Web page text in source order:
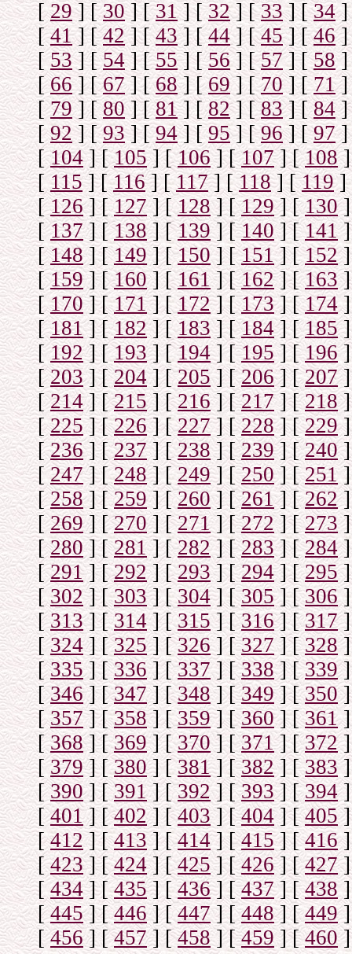
[29] [30] [31] [32] [33] [34]
[41] [42] [43] [44] [45] [46]
[53] [54] [55] [56] [57] [58]
[66] [67] [68] [69] [70] [71]
[79] [80] [81] [82] [83] [84]
[92] [93] [94] [95] [96] [97]
[104] [105] [106] [107] [108]
[ 115] [116] [117] [118] [119]
[126] [127] [128] [129] [130]
[137] [138] [139] [140] [ 141]
[148] [149] [150] [151] [152]
[159] [160] [161] [162] [163]
[170] [171] [172] [173] [174]
[181] [182] [183] [184] [185]
[192] [193] [194] [195] [ 196]
[203] [204] [205] [206] [207]
[214] [215] [216] [217] [218]
[225] [226] [227] [228] [229]
[236] [237] [238] [239] [240]
[247] [248] [249] [250] [251]
[258] [259] [ 260] [261] [262]
[269] [270] [271] [272] [273]
[280] [281] [282] [283] [284]
[291] [292] [293] [294] [295]
[302] [303] [304] [305] [306]
[313] [314] [315] [316] [317]
[324] [325] [326] [327] [ 328]
[335] [336] [337] [338] [339]
[346] [347] [348] [349] [350]
[357] [358] [359] [360] [361]
[368] [369] [370] [371] [372]
[379] [380] [381] [382] [ 383]
[390] [391] [392] [393] [394]
[401] [402] [403] [404] [405]
[412] [413] [414] [415] [416]
[423] [424] [425] [426] [427]
[434] [435] [436] [437] [438]
[445] [446] [447] [448] [449]
[456] [457] [458] [459] [460]